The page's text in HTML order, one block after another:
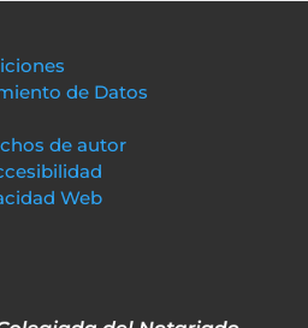
de Datos
de autor
Web